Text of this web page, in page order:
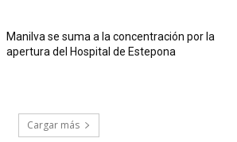
Manilva se suma a la concentración por la
apertura del Hospital de Estepona
Cargar más